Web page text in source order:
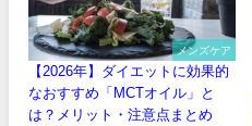
メンズケア
【2026年】ダイエットに効果的
なおすすめ「MCTオイル」と
は？メリット・注意点まとめ